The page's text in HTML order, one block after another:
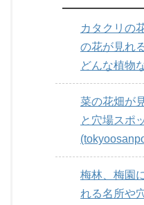
カタクリの
の花が見れ
どんな植物
菜の花畑が
と穴場スポ
梅林、梅園
れる名所や